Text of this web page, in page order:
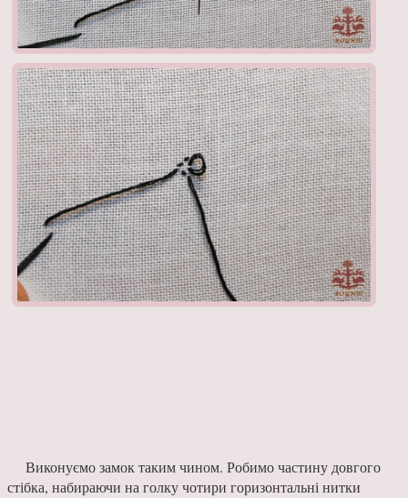
Виконуємо замок таким чином. Робимо частину довгого
стібка, набираючи на голку чотири горизонтальні нитки